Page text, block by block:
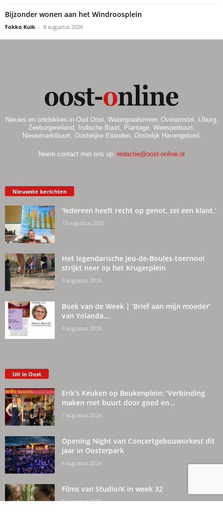
Bijzonder wonen aan het Windroosplein
Fokko Kuik - 8 augustus 2026
Nieuws en ontdekken in Oud Oost, Watergraafsmeer, Overamstel, IJburg,
Zeeburgereiland, Indische Buurt, Plantage, Weesperbuurt,
Nieuwmarktbuurt, Oostelijke Eilanden, Oostelijk Havengebied.
Neem contact met ons op: redactie@oost-online.nl
Nieuwste berichten
‘Iedereen heeft recht op genot, zei een klant.’
10 augustus 2026
Het legendarische Jeu-de-Boules-toernooi
strijkt neer op het Krugerplein
9 augustus 2026
Boek van de Week | ‘Brief aan mijn moeder’
van Yolanda...
9 augustus 2026
Uit in Oost
Erik’s Keuken op Beukenplein: ‘Verbinding
maken met buurt door goed en...
7 augustus 2026
Opening Night van Concertgebouworkest dit
jaar in Oosterpark
6 augustus 2026
Films van Studio/K in week 32
5 augustus 2026